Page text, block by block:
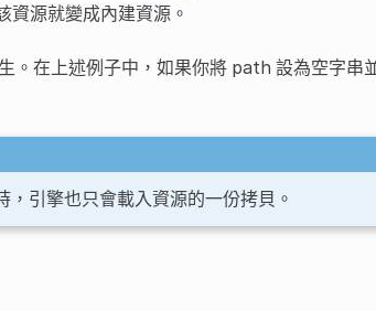
源就變成內建資源。
。在上述例子中，如果你將 path 設為空字串
引擎也只會載入資源的一份拷貝。